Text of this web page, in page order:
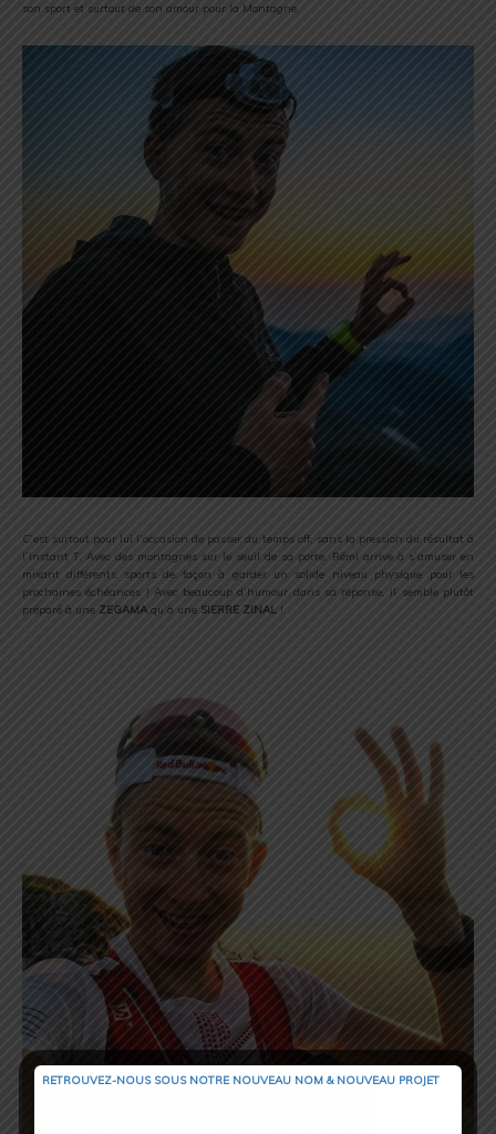
son sport et surtout de son amour pour la Montagne.
C’est surtout pour lui l’occasion de passer du temps off, sans la pression du résultat à
l’instant T. Avec des montagnes sur le seuil de sa porte, Rémi arrive à s’amuser en
mixant différents sports de façon à garder un solide niveau physique pour les
prochaines échéances ! Avec beaucoup d’humour dans sa réponse, il semble plutôt
préparé à une ZEGAMA qu’à une SIERRE ZINAL !
RETROUVEZ-NOUS SOUS NOTRE NOUVEAU NOM & NOUVEAU PROJET